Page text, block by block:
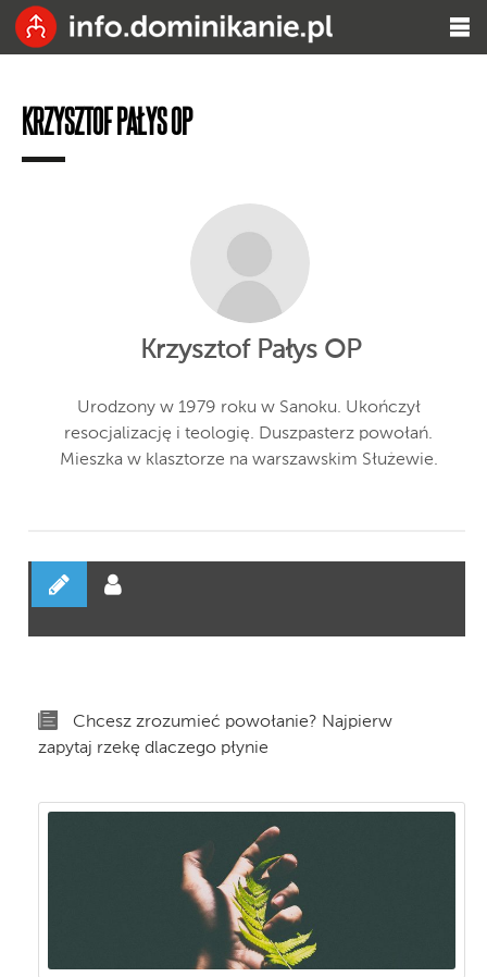
KRZYSZTOF PAŁYS OP
Krzysztof Pałys OP
Urodzony w 1979 roku w Sanoku. Ukończył
resocjalizację i teologię. Duszpasterz powołań.
Mieszka w klasztorze na warszawskim Służewie.
Chcesz zrozumieć powołanie? Najpierw
zapytaj rzekę dlaczego płynie